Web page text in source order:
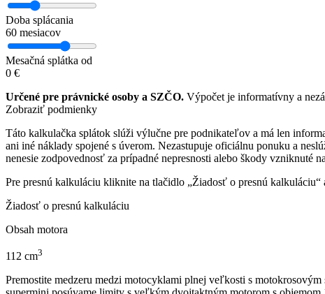
Doba splácania
60 mesiacov
Mesačná splátka od
0 €
Určené pre právnické osoby a SZČO. Výpočet je informatívny a
Zobraziť podmienky
Táto kalkulačka splátok slúži výlučne pre podnikateľov a má len
ani iné náklady spojené s úverom. Nezastupuje oficiálnu ponuku a
nenesie zodpovednosť za prípadné nepresnosti alebo škody vzniknuté
Pre presnú kalkuláciu kliknite na tlačidlo „Žiadosť o presnú kalkuláciu“
Žiadosť o presnú kalkuláciu
Obsah motora
112 cm3
Premostite medzeru medzi motocyklami plnej veľkosti s